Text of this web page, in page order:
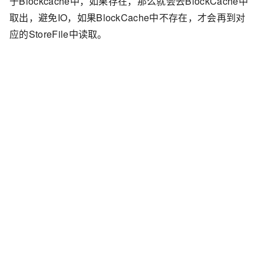
取出，避免IO，如果BlockCache中不存在，才会再到对
应的StoreFile中读取。